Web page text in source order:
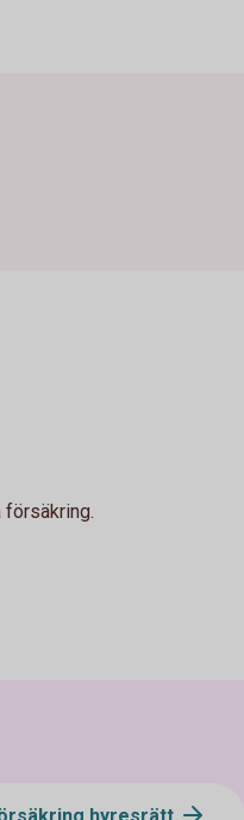
försäkring.